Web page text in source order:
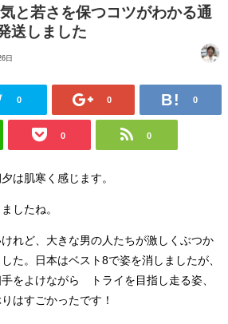
と若さを保つコツがわかる通
送しました
日
0 0 0
0 0
は肌寒く感じます。
したね。
れど、大きな男の人たちが激しくぶつか
た。日本はベスト8で姿を消しましたが、
をよけながら トライを目指し走る姿、
はすごかったです！